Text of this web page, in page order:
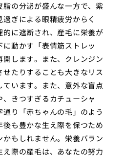
の分泌が盛んな一方で、紫
ぎによる眼精疲労からく
に遮断され、産毛に栄養が
動かす「表情筋ストレッ
します。また、クレンジン
たりすることも大きなリス
います。また、意外な盲点
きつすぎるカチューシャ
り「赤ちゃんの毛」のよう
も豊かな生え際を保つため
もしれません。栄養バラン
際の産毛は、あなたの努力